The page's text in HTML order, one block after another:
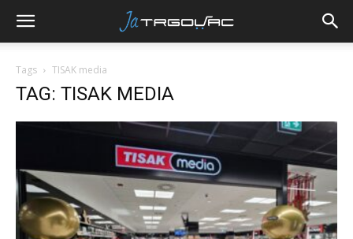
Tags TISAK media
TAG: TISAK MEDIA